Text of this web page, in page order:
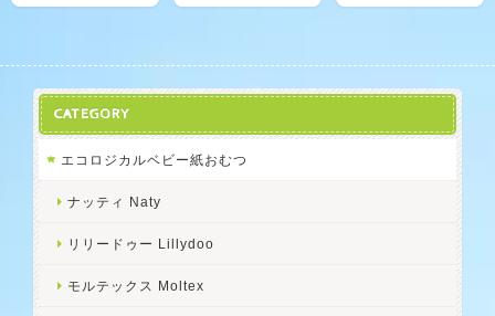
CATEGORY
エコロジカルベビー紙おむつ
ナッティ Naty
リリードゥー Lillydoo
モルテックス Moltex